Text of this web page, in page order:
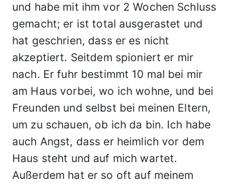
und habe mit ihm vor 2 Wochen Schluss
gemacht; er ist total ausgerastet und
hat geschrien, dass er es nicht
akzeptiert. Seitdem spioniert er mir
nach. Er fuhr bestimmt 10 mal bei mir
am Haus vorbei, wo ich wohne, und bei
Freunden und selbst bei meinen Eltern,
um zu schauen, ob ich da bin. Ich habe
auch Angst, dass er heimlich vor dem
Haus steht und auf mich wartet.
Außerdem hat er so oft auf meinem